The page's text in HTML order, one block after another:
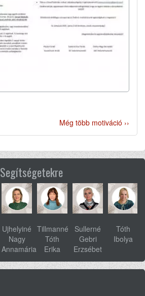
Még több motiváció ››
Segítségetekre
Ujhelyiné
Nagy
Annamária
Tillmanné
Tóth
Erika
Sullerné
Gebri
Erzsébet
Tóth
Ibolya